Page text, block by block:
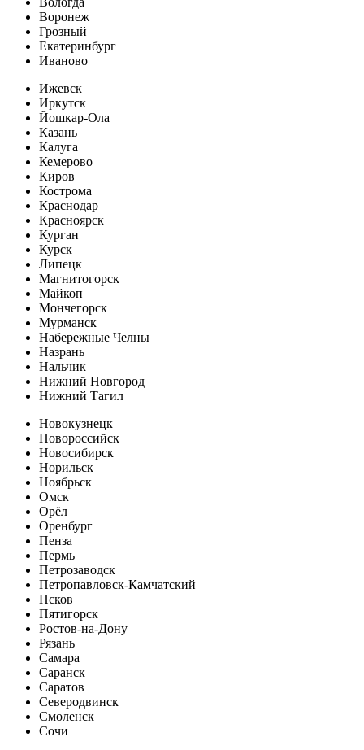
Воронеж
Грозный
Екатеринбург
Иваново
Ижевск
Иркутск
Йошкар-Ола
Казань
Калуга
Кемерово
Киров
Кострома
Краснодар
Красноярск
Курган
Курск
Липецк
Магнитогорск
Майкоп
Мончегорск
Мурманск
Набережные Челны
Назрань
Нальчик
Нижний Новгород
Нижний Тагил
Новокузнецк
Новороссийск
Новосибирск
Норильск
Ноябрьск
Омск
Орёл
Оренбург
Пенза
Пермь
Петрозаводск
Петропавловск-Камчатский
Псков
Пятигорск
Ростов-на-Дону
Рязань
Самара
Саранск
Саратов
Северодвинск
Смоленск
Сочи